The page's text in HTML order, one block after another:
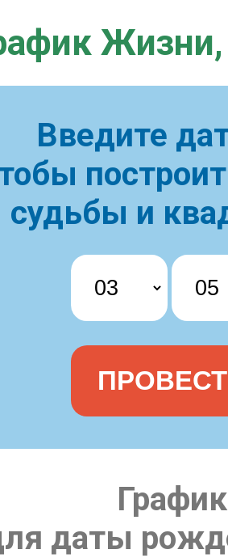
Жизни,
Введите
судьбы и
даты